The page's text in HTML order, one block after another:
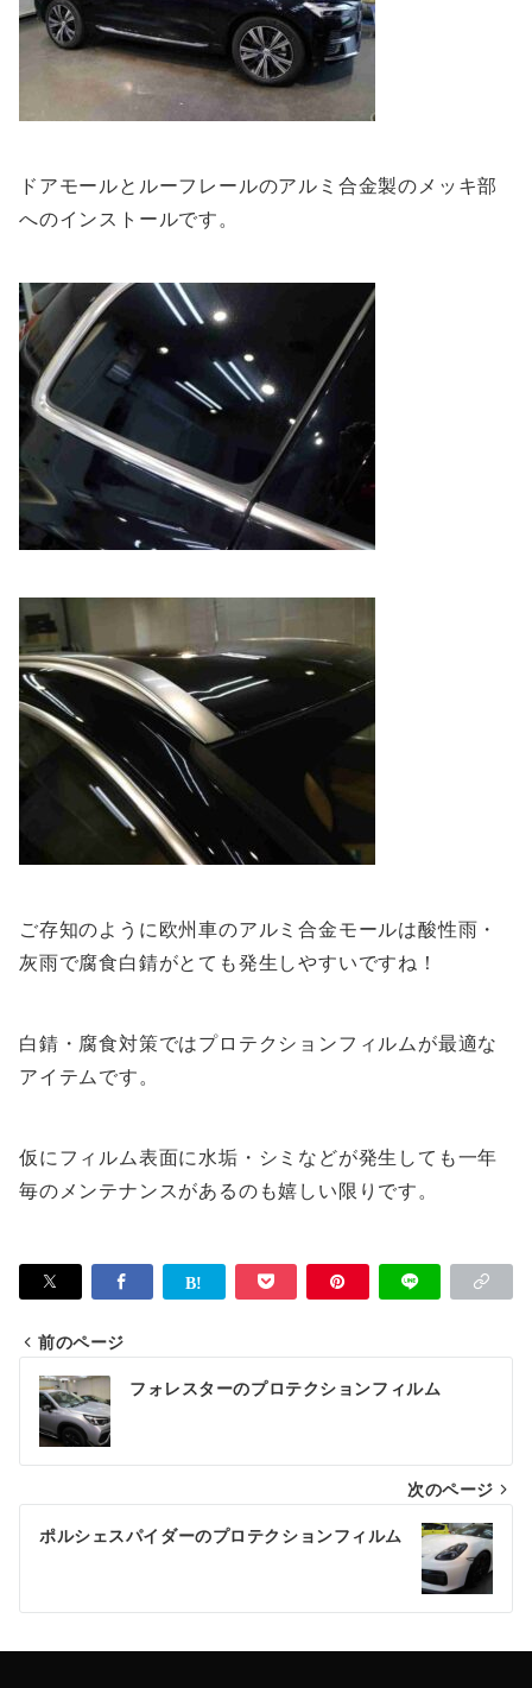
ドアモールとルーフレールのアルミ合金製のメッキ部
へのインストールです。
ご存知のように欧州車のアルミ合金モールは酸性雨・
灰雨で腐食白錆がとても発生しやすいですね！
白錆・腐食対策ではプロテクションフィルムが最適な
アイテムです。
仮にフィルム表面に水垢・シミなどが発生しても一年
毎のメンテナンスがあるのも嬉しい限りです。
投
稿
ナ
ビ
ゲ
シ
ョ
前のページ
フォレスターのプロテクションフィルム
次のページ
ポルシェスパイダーのプロテクションフィルム